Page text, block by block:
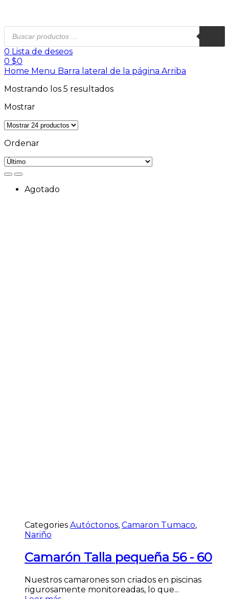
0 Lista de deseos
0 $0
Home Menu Barra lateral de la página Arriba
Mostrando los 5 resultados
Mostrar
Ordenar
Agotado
Categories Autóctonos, Camaron Tumaco,
Nariño
Camarón Talla pequeña 56 - 60
Nuestros camarones son criados en piscinas
rigurosamente monitoreadas, lo que...